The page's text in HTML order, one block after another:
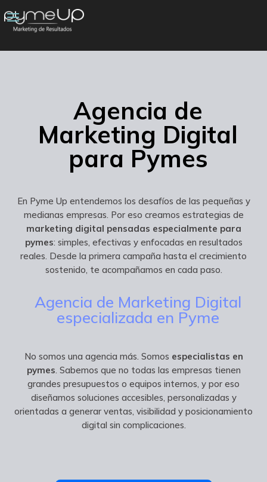
Agencia de
Marketing Digital
para Pymes
En Pyme Up entendemos los desafíos de las pequeñas y
medianas empresas. Por eso creamos estrategias de
marketing digital pensadas especialmente para
pymes: simples, efectivas y enfocadas en resultados
reales. Desde la primera campaña hasta el crecimiento
sostenido, te acompañamos en cada paso.
Agencia de Marketing Digital
especializada en Pyme
No somos una agencia más. Somos especialistas en
pymes. Sabemos que no todas las empresas tienen
grandes presupuestos o equipos internos, y por eso
diseñamos soluciones accesibles, personalizadas y
orientadas a generar ventas, visibilidad y posicionamiento
digital sin complicaciones.